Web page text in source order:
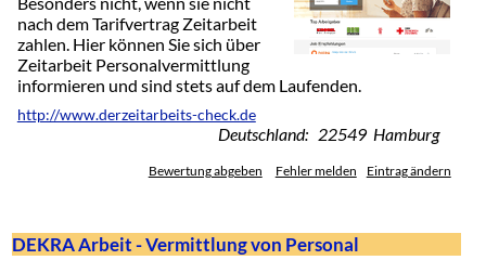
nach dem Tarifvertrag Zeitarbeit
zahlen. Hier können Sie sich über
Zeitarbeit Personalvermittlung
informieren und sind stets auf dem Laufenden.
http://www.derzeitarbeits-check.de
Deutschland: 22549 Hamburg
Bewertung abgeben Fehler melden Eintrag ändern
DEKRA Arbeit - Vermittlung von Personal